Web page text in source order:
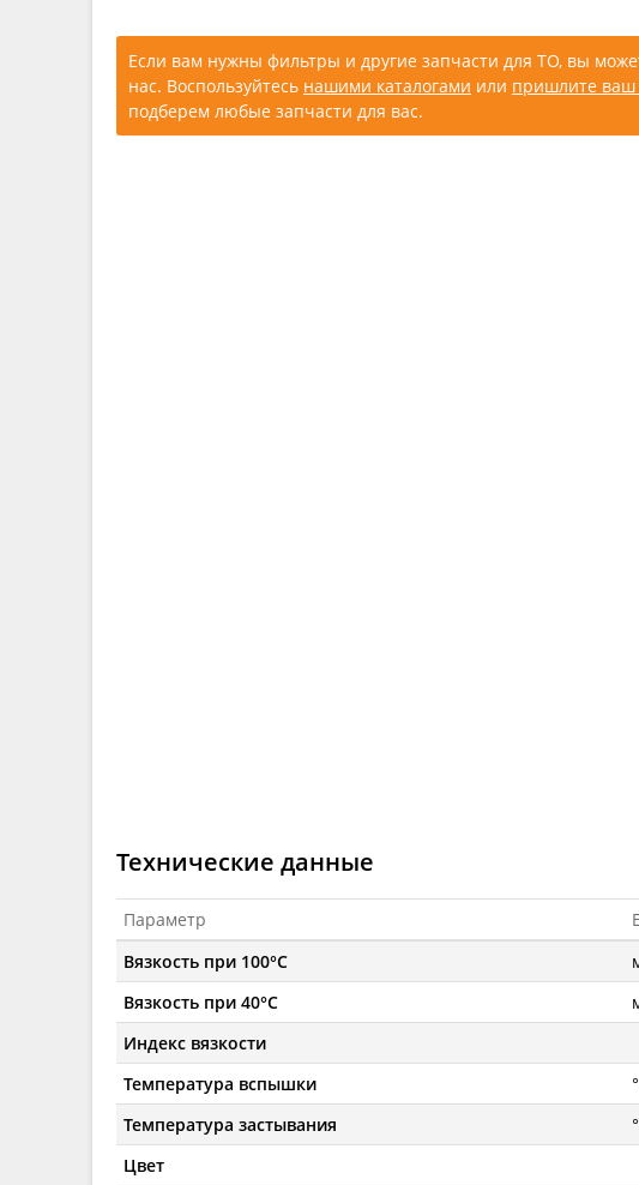
Если вам нужны фильтры и другие запчасти для ТО, вы
нас. Воспользуйтесь нашими каталогами или пришлите ваш
подберем любые запчасти для вас.
Технические данные
Параметр
Вязкость при 100°C
Вязкость при 40°C
Индекс вязкости
Температура вспышки
Температура застывания
Цвет